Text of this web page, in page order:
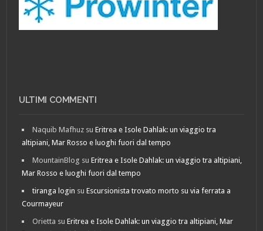
ULTIMI COMMENTI
Naquib Mafhuz suEritrea e Isole Dahlak: un viaggio tra
altipiani, Mar Rosso e luoghi fuori dal tempo
MountainBlog suEritrea e Isole Dahlak: un viaggio tra altipiani,
Mar Rosso e luoghi fuori dal tempo
tiranga login suEscursionista trovato morto su via ferrata a
Courmayeur
Orietta suEritrea e Isole Dahlak: un viaggio tra altipiani, Mar